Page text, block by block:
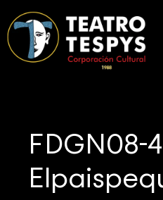
FDGN08-